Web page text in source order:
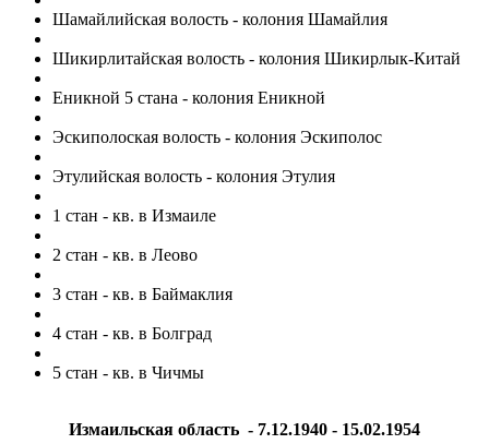
Шамайлийская волость - колония Шамайлия
Шикирлитайская волость - колония Шикирлык-Китай
Еникной 5 стана - колония Еникной
Эскиполоская волость - колония Эскиполос
Этулийская волость - колония Этулия
1 стан - кв. в Измаиле
2 стан - кв. в Леово
3 стан - кв. в Баймаклия
4 стан - кв. в Болград
5 стан - кв. в Чичмы
Измаильская область - 7.12.1940 - 15.02.1954